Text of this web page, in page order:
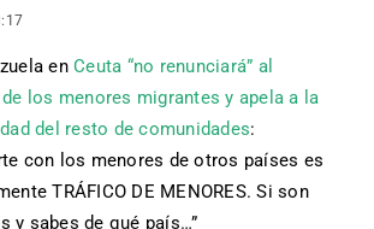
en Ceuta “no renunciará” al
los menores migrantes y apela a la
del resto de comunidades:
con los menores de otros países es
TRÁFICO DE MENORES. Si son
y sabes de qué país…”